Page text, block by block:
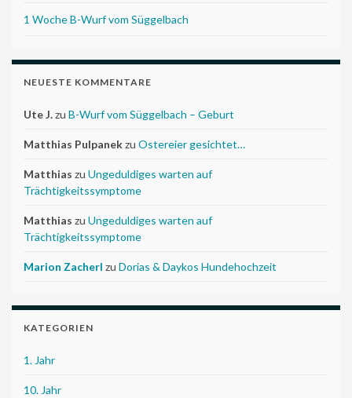
1 Woche B-Wurf vom Süggelbach
NEUESTE KOMMENTARE
Ute J.zu B-Wurf vom Süggelbach – Geburt
Matthias Pulpanekzu Ostereier gesichtet…
Matthias zu Ungeduldiges warten auf
Trächtigkeitssymptome
Matthias zu Ungeduldiges warten auf
Trächtigkeitssymptome
Marion Zacherl zu Dorias & Daykos Hundehochzeit
KATEGORIEN
1. Jahr
10. Jahr